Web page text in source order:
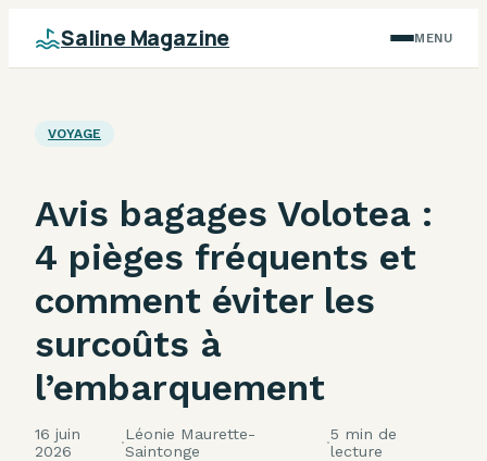
Saline Magazine MENU
VOYAGE
Avis bagages Volotea :
4 pièges fréquents et
comment éviter les
surcoûts à
l’embarquement
16 juin
2026
·Léonie Maurette-
Saintonge
·5 min de
lecture